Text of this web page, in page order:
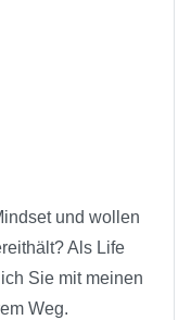
und wollen
Als Life
Sie mit meinen
Weg.